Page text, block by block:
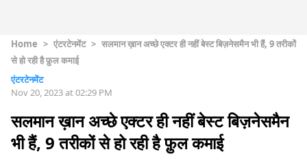
Home > एंटरटेनमेंट > सलमान ख़ान अच्छे एक्टर ही नहीं बेस्ट बिज़नेसमैन भी हैं, 9 तरीकों
से हो रही है फ़ुल कमाई
एंटरटेनमेंट
Nov 20, 2023 at 02:29 PM
सलमान ख़ान अच्छे एक्टर ही नहीं बेस्ट बिज़नेसमैन
भी हैं, 9 तरीकों से हो रही है फ़ुल कमाई